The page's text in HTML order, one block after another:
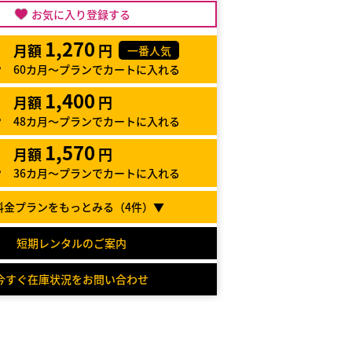
お気に入り登録する
月額 1,270 円
一番人気
60カ月～プランでカートに入れる
月額 1,400 円
48カ月～プランでカートに入れる
月額 1,570 円
36カ月～プランでカートに入れる
プランをもっとみる（4件）▼
短期レンタルのご案内
すぐ在庫状況をお問い合わせ